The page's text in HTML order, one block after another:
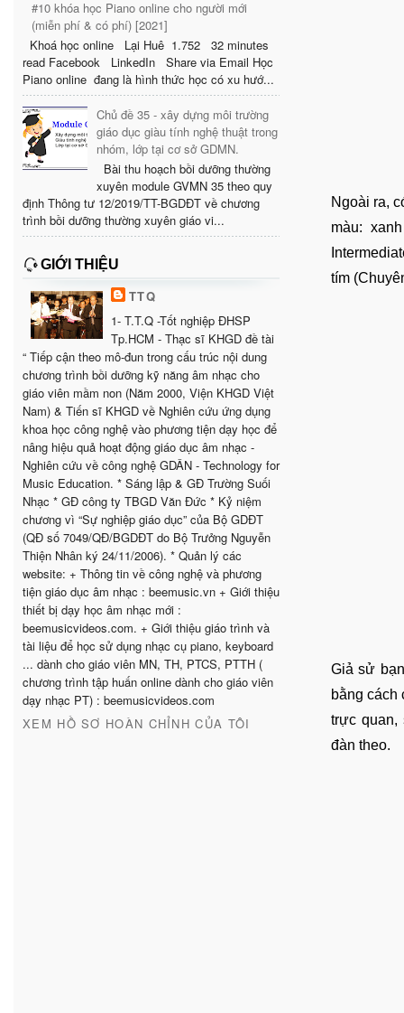
#10 khóa học Piano online cho người mới
(miễn phí & có phí) [2021]
Khoá học online Lại Huê 1.752 32 minutes
read Facebook LinkedIn Share via Email Học
Piano online đang là hình thức học có xu hướ...
Chủ đề 35 - xây dựng môi trường
giáo dục giàu tính nghệ thuật trong
nhóm, lớp tại cơ sở GDMN.
Bài thu hoạch bồi dưỡng thường
xuyên module GVMN 35 theo quy
định Thông tư 12/2019/TT-BGDĐT về chương
trình bồi dưỡng thường xuyên giáo vi...
GIỚI THIỆU
TTQ
1- T.T.Q -Tốt nghiệp ĐHSP
Tp.HCM - Thạc sĩ KHGD đề tài
“ Tiếp cận theo mô-đun trong cấu trúc nội dung
chương trình bồi dưỡng kỹ năng âm nhạc cho
giáo viên mầm non (Năm 2000, Viện KHGD Việt
Nam) & Tiến sĩ KHGD về Nghiên cứu ứng dụng
khoa học công nghệ vào phương tiện dạy học để
nâng hiệu quả hoạt động giáo dục âm nhạc -
Nghiên cứu về công nghệ GDÂN - Technology for
Music Education. * Sáng lập & GĐ Trường Suối
Nhạc * GĐ công ty TBGD Văn Đức * Kỷ niệm
chương vì “Sự nghiệp giáo dục” của Bộ GDĐT
(QĐ số 7049/QĐ/BGDĐT do Bộ Trưởng Nguyễn
Thiện Nhân ký 24/11/2006). * Quản lý các
website: + Thông tin về công nghệ và phương
tiện giáo dục âm nhạc : beemusic.vn + Giới thiệu
thiết bị dạy học âm nhạc mới :
beemusicvideos.com. + Giới thiệu giáo trình và
tài liệu để học sử dụng nhạc cụ piano, keyboard
... dành cho giáo viên MN, TH, PTCS, PTTH (
chương trình tập huấn online dành cho giáo viên
dạy nhạc PT) : beemusicvideos.com
XEM HỒ SƠ HOÀN CHỈNH CỦA TÔI
Ngoài ra,
màu:
tím
Giả sử
bằng cách
trực quan,
đàn theo.